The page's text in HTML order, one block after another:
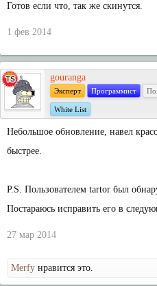
Готов если что, так же скинутся.
1 фев 2014
gouranga
Эксперт Программист
White List
Небольшое обновление, навел
быстрее.
P.S. Пользователем tartor был
Постараюсь исправить его в
27 мар 2014
Merfy нравится это.